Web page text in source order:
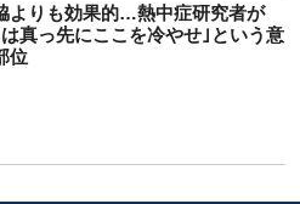
よりも効果的…熱中症研究者が
真っ先にここを冷やせ｣という意
位